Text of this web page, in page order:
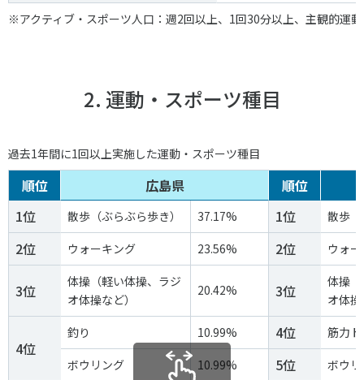
メールマガジン
「SSFニュース」
個人情報保護方針
ソーシャルメディア運営方針
© 2020
障害者スポーツ
スポーツボランティア
スポーツ政策・予算
社会づくり
自治体との連携
各教育機関との連携
スポーツ振興団体との連携
【動画】スポーツでアクティブなまちづくり
※アクティブ・スポーツ人口：週2回以上、1回30分以上、主観的運
2. 運動・スポーツ種目
過去1年間に1回以上実施した運動・スポーツ種目
順位 広島県
順位
1位
散歩（ぶらぶら歩き） 37.17% 1位 散歩
2位 ウォーキング 23.56% 2位 ウォ
3位
体操（軽い体操、ラジ
オ体操など）
20.42% 3位
体操
オ体
4位
釣り 10.99% 4位
筋力
ボウリング
10.99% 5位 ボウ